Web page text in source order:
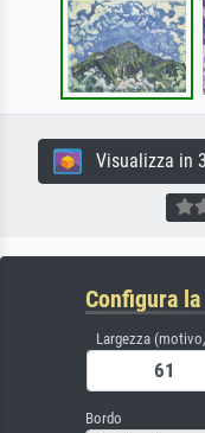
Visualizza in
Configura
Largezza
Bordo